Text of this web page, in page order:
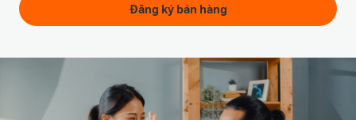
Đăng ký bán hàng